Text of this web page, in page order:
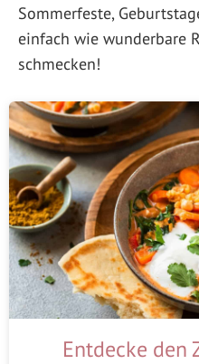
Sommerfeste,
einfach wie wunderbare
schmecken!
Entdecke den